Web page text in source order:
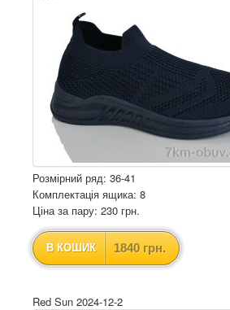
Розмірний ряд: 36-41
Комплектація ящика: 8
Ціна за пару: 230 грн.
В КОШИК 1840 грн.
Red Sun 2024-12-2